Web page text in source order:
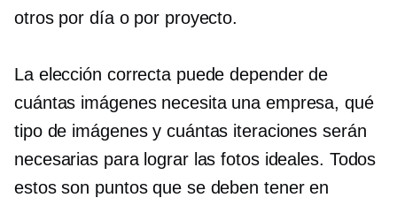
otros por día o por proyecto.
La elección correcta puede depender de
cuántas imágenes necesita una empresa, qué
tipo de imágenes y cuántas iteraciones serán
necesarias para lograr las fotos ideales. Todos
estos son puntos que se deben tener en